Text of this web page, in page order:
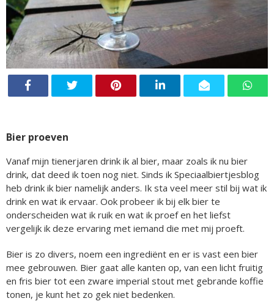
Bier proeven
Vanaf mijn tienerjaren drink ik al bier, maar zoals ik nu bier
drink, dat deed ik toen nog niet. Sinds ik Speciaalbiertjesblog
heb drink ik bier namelijk anders. Ik sta veel meer stil bij wat ik
drink en wat ik ervaar. Ook probeer ik bij elk bier te
onderscheiden wat ik ruik en wat ik proef en het liefst
vergelijk ik deze ervaring met iemand die met mij proeft.
Bier is zo divers, noem een ingrediënt en er is vast een bier
mee gebrouwen. Bier gaat alle kanten op, van een licht fruitig
en fris bier tot een zware imperial stout met gebrande koffie
tonen, je kunt het zo gek niet bedenken.